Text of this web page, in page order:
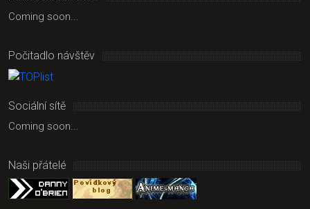
Coming soon...
Počitadlo návštěv
Sociální sítě
Coming soon...
Naši přátelé